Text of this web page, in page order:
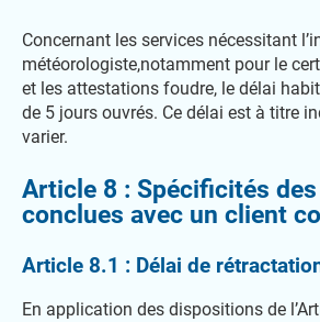
Concernant les services nécessitant
météorologiste,notamment pour le
et les attestations foudre, le délai
de 5 jours ouvrés. Ce délai est à titre
varier.
Article 8 : Spécificités
conclues avec un client
Article 8.1 : Délai de
En application des dispositions de